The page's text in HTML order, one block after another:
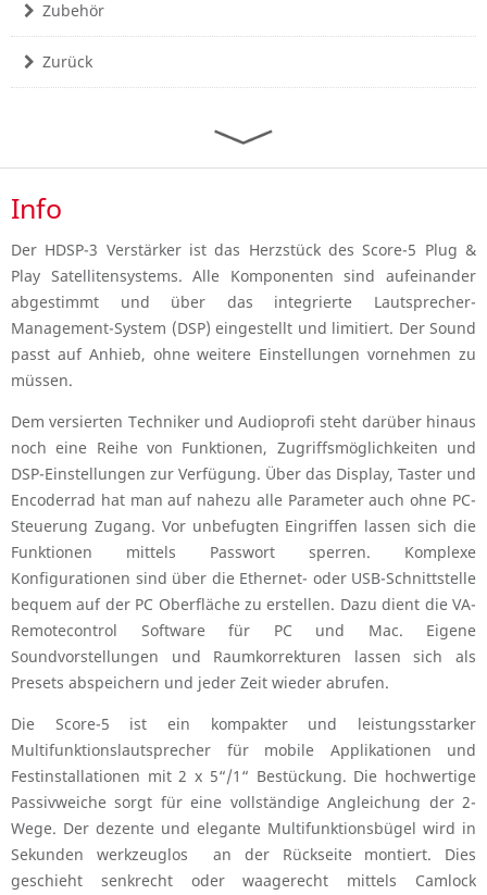
Zubehör
Zurück
Info
Der HDSP-3 Verstärker ist das Herzstück des Score-5 Plug &
Play Satellitensystems. Alle Komponenten sind aufeinander
abgestimmt und über das integrierte Lautsprecher-
Management-System (DSP) eingestellt und limitiert. Der Sound
passt auf Anhieb, ohne weitere Einstellungen vornehmen zu
müssen.
Dem versierten Techniker und Audioprofi steht darüber hinaus
noch eine Reihe von Funktionen, Zugriffsmöglichkeiten und
DSP-Einstellungen zur Verfügung. Über das Display, Taster und
Encoderrad hat man auf nahezu alle Parameter auch ohne PC-
Steuerung Zugang. Vor unbefugten Eingriffen lassen sich die
Funktionen mittels Passwort sperren. Komplexe
Konfigurationen sind über die Ethernet- oder USB-Schnittstelle
bequem auf der PC Oberfläche zu erstellen. Dazu dient die VA-
Remotecontrol Software für PC und Mac. Eigene
Soundvorstellungen und Raumkorrekturen lassen sich als
Presets abspeichern und jeder Zeit wieder abrufen.
Die Score-5 ist ein kompakter und leistungsstarker
Multifunktionslautsprecher für mobile Applikationen und
Festinstallationen mit 2 x 5“/1“ Bestückung. Die hochwertige
Passivweiche sorgt für eine vollständige Angleichung der 2-
Wege. Der dezente und elegante Multifunktionsbügel wird in
Sekunden werkzeuglos an der Rückseite montiert. Dies
geschieht senkrecht oder waagerecht mittels Camlock